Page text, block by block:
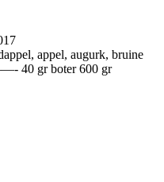
appel, augurk, bruine
40 gr boter 600 gr